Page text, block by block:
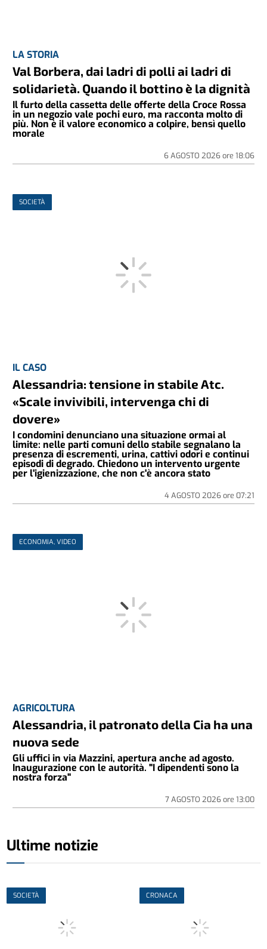
LA STORIA
Val Borbera, dai ladri di polli ai ladri di
solidarietà. Quando il bottino è la dignità
Il furto della cassetta delle offerte della Croce Rossa
in un negozio vale pochi euro, ma racconta molto di
più. Non è il valore economico a colpire, bensì quello
morale
6 AGOSTO 2026ore 18:06
SOCIETÀ
IL CASO
Alessandria: tensione in stabile Atc.
«Scale invivibili, intervenga chi di
dovere»
I condomini denunciano una situazione ormai al
limite: nelle parti comuni dello stabile segnalano la
presenza di escrementi, urina, cattivi odori e continui
episodi di degrado. Chiedono un intervento urgente
per l'igienizzazione, che non c'è ancora stato
4 AGOSTO 2026ore 07:21
ECONOMIA, VIDEO
AGRICOLTURA
Alessandria, il patronato della Cia ha una
nuova sede
Gli uffici in via Mazzini, apertura anche ad agosto.
Inaugurazione con le autorità. "I dipendenti sono la
nostra forza"
7 AGOSTO 2026ore 13:00
Ultime notizie
SOCIETÀ CRONACA